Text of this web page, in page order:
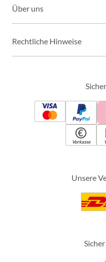
Über uns
Rechtliche Hinweise
Vorkasse
Unsere